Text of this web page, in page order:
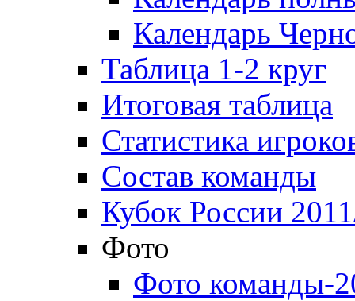
Календарь
Таблица 1-2 круг
Итоговая таблица
Статистика
Состав команды
Кубок России
Фото
Фото команды-